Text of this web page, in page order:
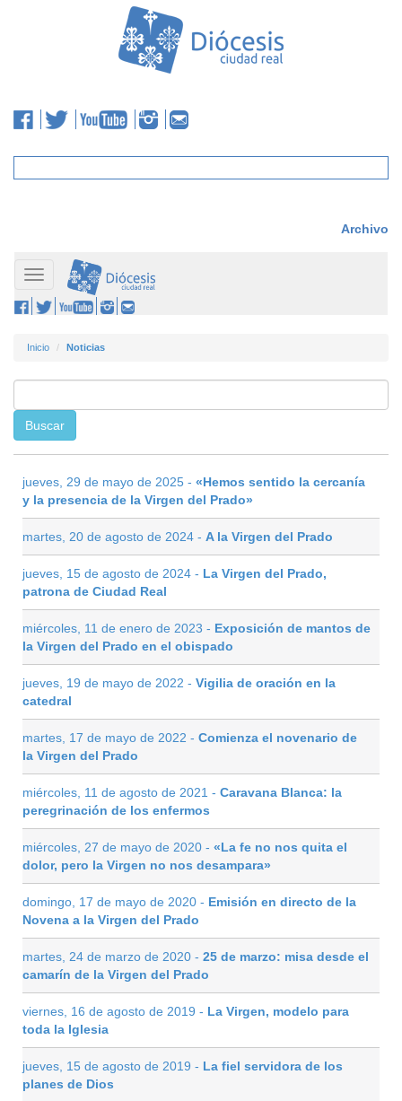
Archivo
Toggle
navigation
Inicio Noticias
jueves, 29 de mayo de 2025 - «Hemos sentido la cercanía
y la presencia de la Virgen del Prado»
martes, 20 de agosto de 2024 - A la Virgen del Prado
jueves, 15 de agosto de 2024 - La Virgen del Prado,
patrona de Ciudad Real
miércoles, 11 de enero de 2023 - Exposición de mantos de
la Virgen del Prado en el obispado
jueves, 19 de mayo de 2022 - Vigilia de oración en la
catedral
martes, 17 de mayo de 2022 - Comienza el novenario de
la Virgen del Prado
miércoles, 11 de agosto de 2021 - Caravana Blanca: la
peregrinación de los enfermos
miércoles, 27 de mayo de 2020 - «La fe no nos quita el
dolor, pero la Virgen no nos desampara»
domingo, 17 de mayo de 2020 - Emisión en directo de la
Novena a la Virgen del Prado
martes, 24 de marzo de 2020 - 25 de marzo: misa desde el
camarín de la Virgen del Prado
viernes, 16 de agosto de 2019 - La Virgen, modelo para
toda la Iglesia
jueves, 15 de agosto de 2019 - La fiel servidora de los
planes de Dios